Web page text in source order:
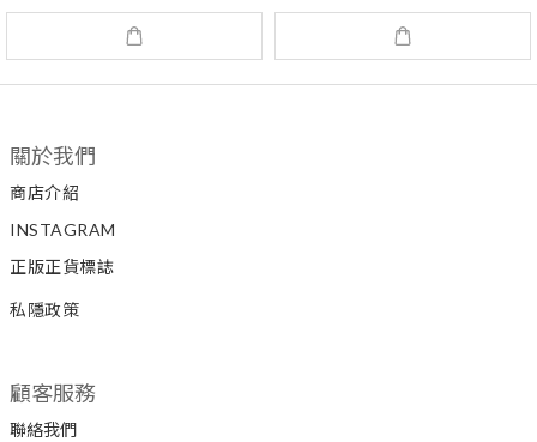
關於我們
商店介紹
INSTAGRAM
正版正貨標誌
私隱政策
顧客服務
聯絡我們